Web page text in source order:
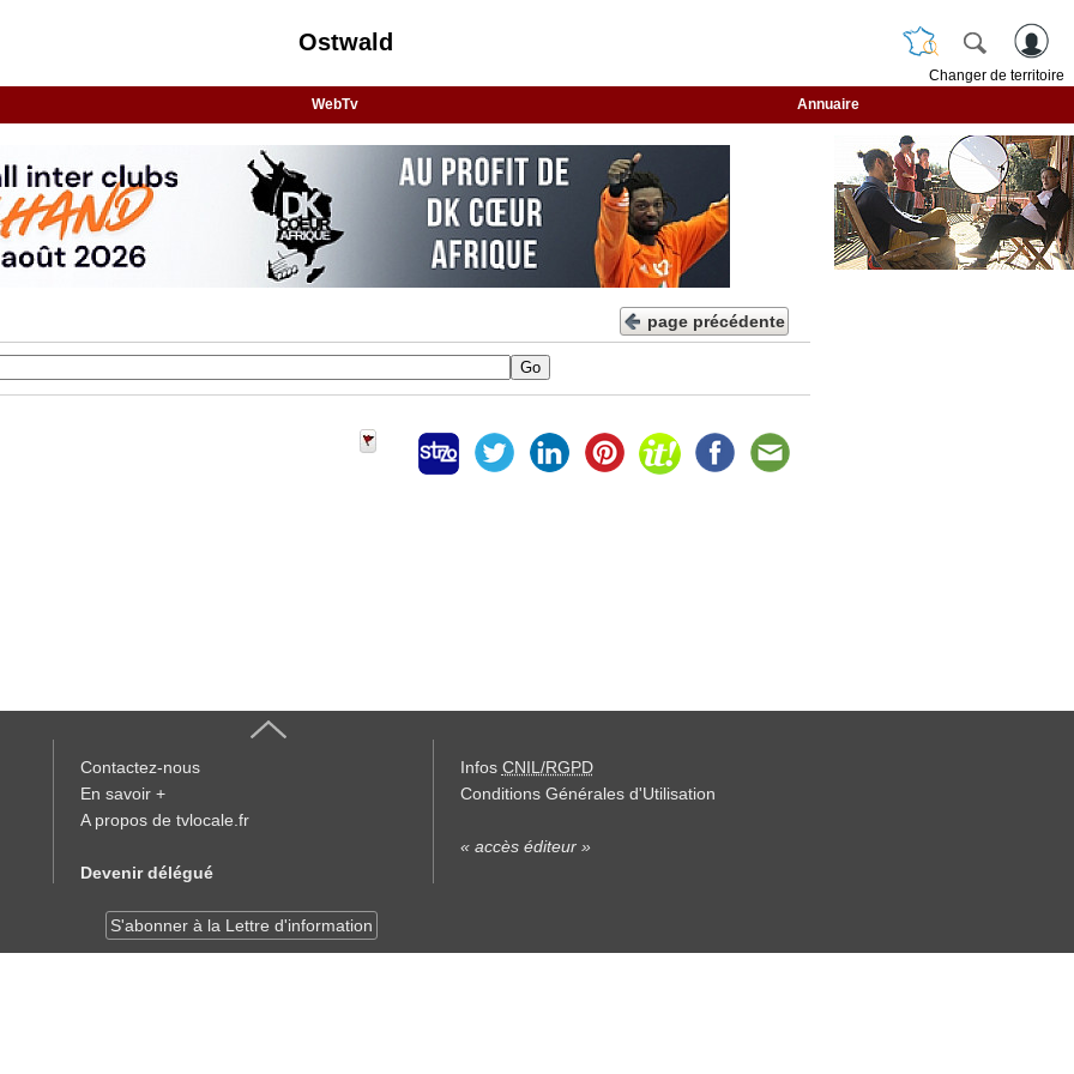
Ostwald
Changer de territoire
WebTv Annuaire
page précédente
Contactez-nous
En savoir +
A propos de tvlocale.fr
Devenir délégué
S'abonner à la Lettre d'information
Infos CNIL/RGPD
Conditions Générales d'Utilisation
« accès éditeur »